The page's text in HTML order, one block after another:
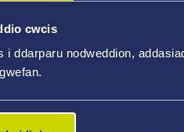
cwcis
i ddarparu nodweddion,
yn
gyfreithiol dros